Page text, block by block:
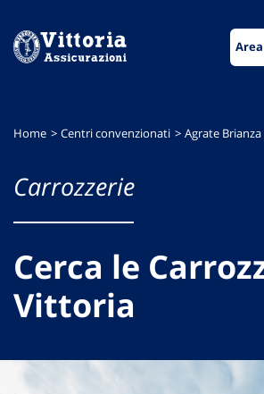
menu
contenuto
footer
Home Centri convenzionati Agrate Brianza
Carrozzerie
Cerca le
Vittoria